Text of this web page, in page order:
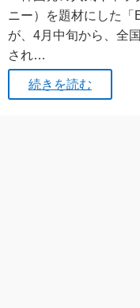
ニー）を題材にした
が、4月中旬から、全
され…
続きを読む